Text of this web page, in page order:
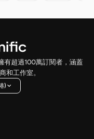
有超過100萬訂閱者，涵蓋
和工作室。
)